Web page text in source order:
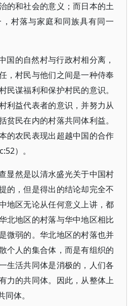
的和社会的意义；而日本的土
村落与家庭和同族具有同一
国的自然村与行政村相分离，
，村民与他们之间是一种侍奉
民谋福利和保护村民的意识。
利益代表者的意识，并努力从
贫民在内的村落共同体利益。
的农民表现出超越中国的合作
）。
显然是以清水盛光关于中国村
的，但是得出的结论却完全不
地区无论从任何意义上讲，都
北地区的村落与华中地区相比
微弱的。华北地区的村落也并
个人的集合体，而是有组织的
生活共同体是消极的，人们各
力的共同体。因此，从整体上
体。